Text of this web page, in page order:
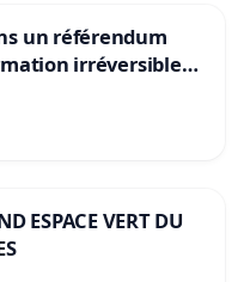
un référendum
irréversible
ESPACE VERT DU